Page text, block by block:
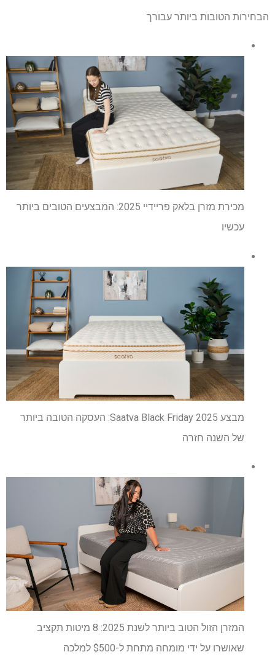
הבחירות הטובות ביותר עבורך
מכירת מזרן בלאק פריידיי 2025: המבצעים הטובים ביותר
עכשיו
מבצע Saatva Black Friday 2025: העסקה הטובה ביותר
של השנה חזרה
המזרן הזול הטוב ביותר לשנת 2025: 8 מיטות תקציב
שאושרו על ידי מומחה מתחת ל-$500 למלכה